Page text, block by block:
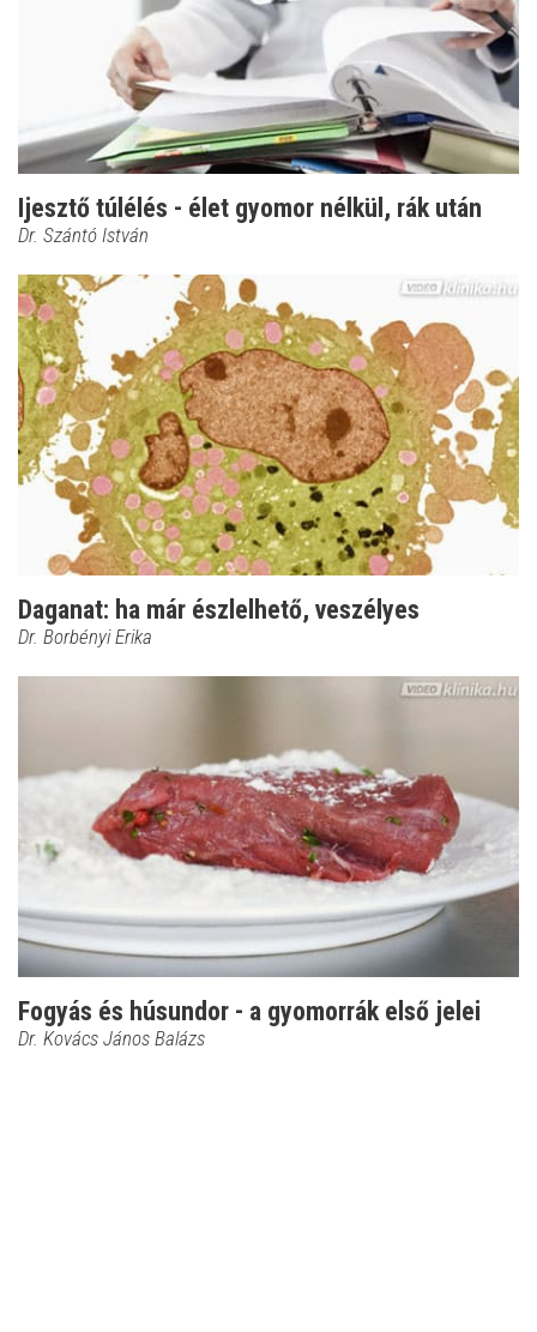
Ijesztő túlélés - élet gyomor nélkül, rák után
Dr. Szántó István
Daganat: ha már észlelhető, veszélyes
Dr. Borbényi Erika
Fogyás és húsundor - a gyomorrák első jelei
Dr. Kovács János Balázs